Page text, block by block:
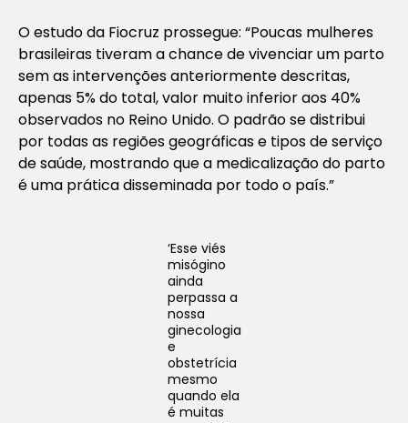
O estudo da Fiocruz prossegue: “Poucas mulheres
brasileiras tiveram a chance de vivenciar um parto
sem as intervenções anteriormente descritas,
apenas 5% do total, valor muito inferior aos 40%
observados no Reino Unido. O padrão se distribui
por todas as regiões geográficas e tipos de serviço
de saúde, mostrando que a medicalização do parto
é uma prática disseminada por todo o país.”
‘Esse viés
misógino
ainda
perpassa a
nossa
ginecologia
e
obstetrícia
mesmo
quando ela
é muitas